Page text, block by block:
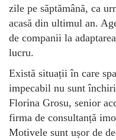
zile pe săptămână, ca
acasă din ultimul an.
de companii la
lucru.
Există situații în care
impecabil nu sunt
Florina Grosu, senior
firma de consultanță
Motivele sunt ușor de